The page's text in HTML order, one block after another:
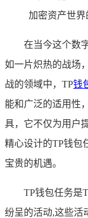
加密资产世界
在当今这个数
如一片炽热的战场
战的领域中，TP钱
能和广泛的适用性
具，它不仅为用户
精心设计的TP钱包
宝贵的机遇。
TP钱包任务是
纷呈的活动,这些活